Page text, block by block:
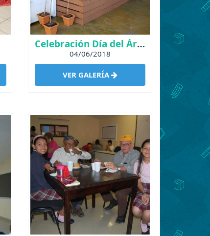
Celebración Día del Árbol
04/06/2018
VER GALERÍA